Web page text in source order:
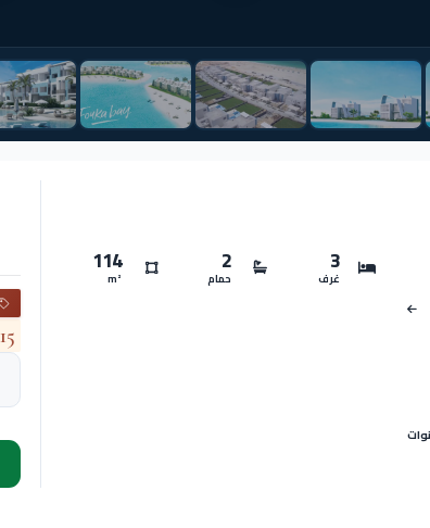
3
غرف
2
حمام
114
m²
15 yrs